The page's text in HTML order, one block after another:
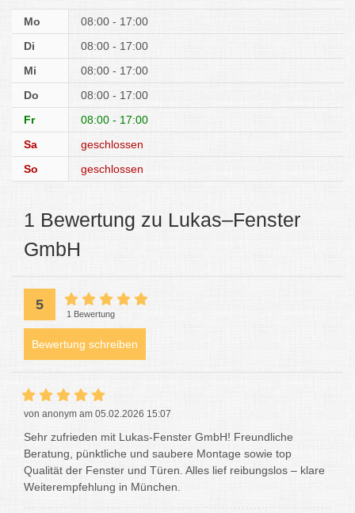
Mo
08:00 - 17:00
Di
08:00 - 17:00
Mi
08:00 - 17:00
Do
08:00 - 17:00
Fr
08:00 - 17:00
Sa
geschlossen
So
geschlossen
1 Bewertung zu Lukas–Fenster
GmbH
5
1 Bewertung
Bewertung schreiben
von anonym am 05.02.2026 15:07
Sehr zufrieden mit Lukas-Fenster GmbH! Freundliche
Beratung, pünktliche und saubere Montage sowie top
Qualität der Fenster und Türen. Alles lief reibungslos – klare
Weiterempfehlung in München.